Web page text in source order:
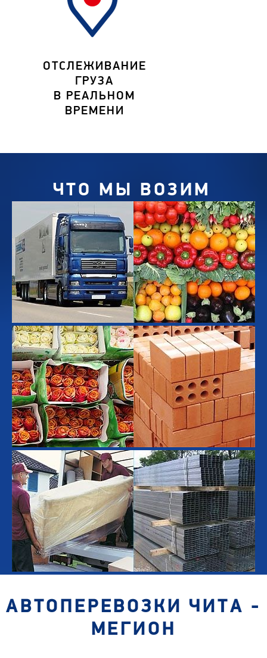
ОТСЛЕЖИВАНИЕ
ГРУЗА
В РЕАЛЬНОМ
ВРЕМЕНИ
ЧТО МЫ ВОЗИМ
АВТОПЕРЕВОЗКИ ЧИТА -
МЕГИОН